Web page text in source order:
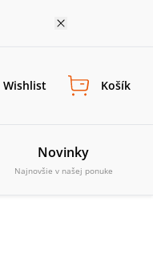
Wishlist Košík
Novinky
Najnovšie v našej ponuke